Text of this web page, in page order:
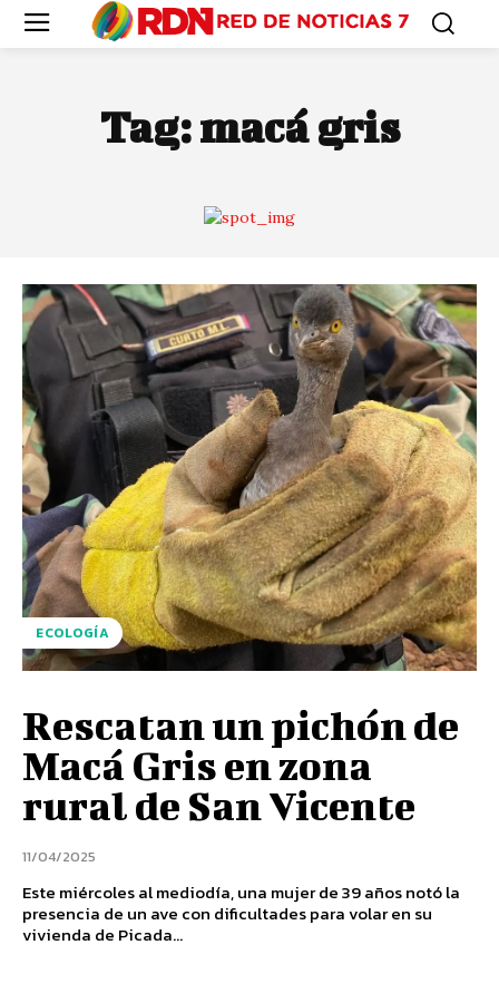
Tag:macá gris
ECOLOGÍA
Rescatan un pichón de
Macá Gris en zona
rural de San Vicente
11/04/2025
Este miércoles al mediodía, una mujer de 39 años notó la
presencia de un ave con dificultades para volar en su
vivienda de Picada...